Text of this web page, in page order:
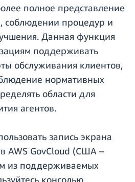
полное представление
соблюдении процедур и
Данная функция
поддерживать
обслуживания клиентов,
нормативных
области для
агентов.
запись экрана
AWS GovCloud (США –
из поддерживаемых
консолью